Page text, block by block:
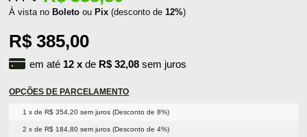
À vista noBoleto ouPix (desconto de 12%)
R$ 385,00
em até 12 x de R$ 32,08 sem juros
OPÇÕES DE PARCELAMENTO
1 x de R$ 354,20 sem juros (Desconto de 8%)
2 x de R$ 184,80 sem juros (Desconto de 4%)